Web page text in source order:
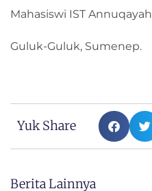
Mahasiswi IST Annuqayah
Guluk-Guluk, Sumenep.
Yuk Share
Berita Lainnya